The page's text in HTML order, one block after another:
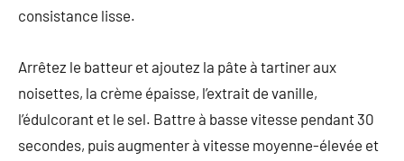
consistance lisse.
Arrêtez le batteur et ajoutez la pâte à tartiner aux
noisettes, la crème épaisse, l’extrait de vanille,
l’édulcorant et le sel. Battre à basse vitesse pendant 30
secondes, puis augmenter à vitesse moyenne-élevée et